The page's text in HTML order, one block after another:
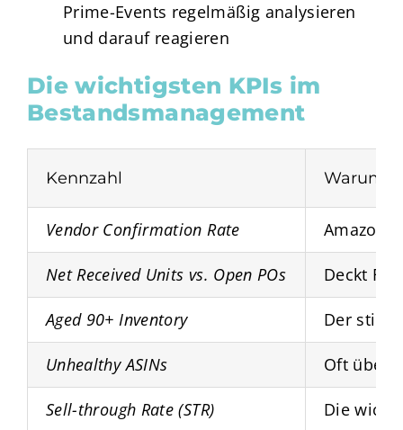
Prime-Events regelmäßig analysieren
und darauf reagieren
Die wichtigsten KPIs im
Bestandsmanagement
Kennzahl Warum
Vendor Confirmation Rate Amazons
Net Received Units vs. Open POs Deckt
Aged 90+ Inventory Der stille
Unhealthy ASINs Oft
Sell-through Rate (STR)
Die